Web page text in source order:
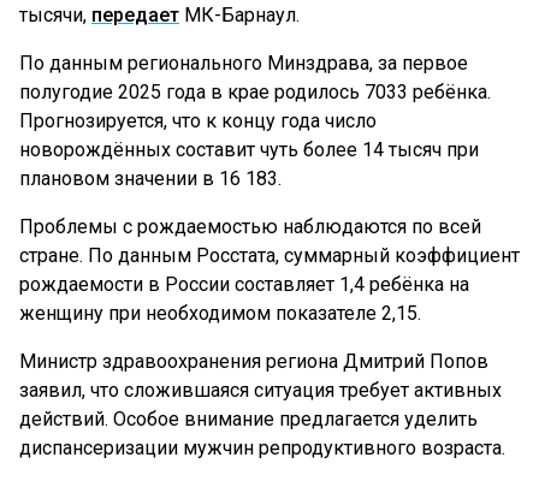
тысячи, передает МК-Барнаул.
По данным регионального Минздрава, за первое
полугодие 2025 года в крае родилось 7033 ребёнка.
Прогнозируется, что к концу года число
новорождённых составит чуть более 14 тысяч при
плановом значении в 16 183.
Проблемы с рождаемостью наблюдаются по всей
стране. По данным Росстата, суммарный коэффициент
рождаемости в России составляет 1,4 ребёнка на
женщину при необходимом показателе 2,15.
Министр здравоохранения региона Дмитрий Попов
заявил, что сложившаяся ситуация требует активных
действий. Особое внимание предлагается уделить
диспансеризации мужчин репродуктивного возраста.